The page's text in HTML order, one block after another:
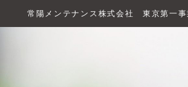
常陽メンテナンス株式会社 東京第一事